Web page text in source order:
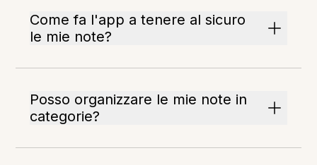
Come fa l'app a tenere al sicuro
le mie note?
Posso organizzare le mie note in
categorie?